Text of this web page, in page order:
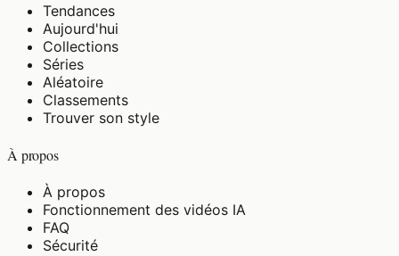
Tendances
Aujourd'hui
Collections
Séries
Aléatoire
Classements
Trouver son style
À propos
À propos
Fonctionnement des vidéos IA
FAQ
Sécurité